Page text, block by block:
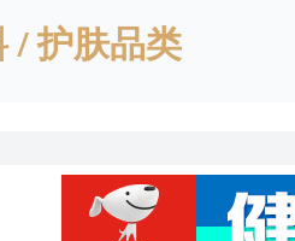
/ 护肤品类